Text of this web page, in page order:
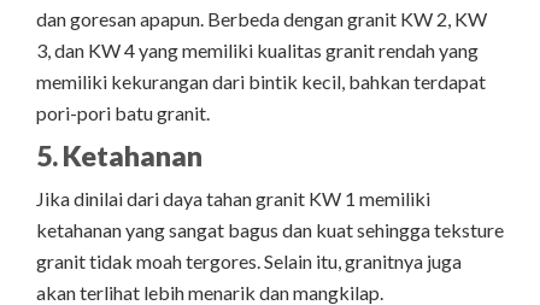
dan goresan apapun. Berbeda dengan granit KW 2, KW
3, dan KW 4 yang memiliki kualitas granit rendah yang
memiliki kekurangan dari bintik kecil, bahkan terdapat
pori-pori batu granit.
5. Ketahanan
Jika dinilai dari daya tahan granit KW 1 memiliki
ketahanan yang sangat bagus dan kuat sehingga teksture
granit tidak moah tergores. Selain itu, granitnya juga
akan terlihat lebih menarik dan mangkilap.